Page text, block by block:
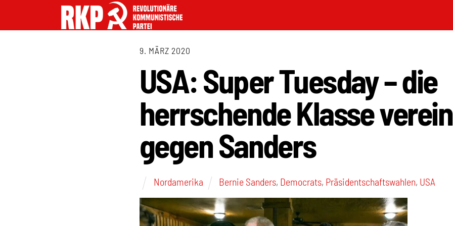
9. MÄRZ 2020
USA: Super Tuesday – die
herrschende Klasse
gegen Sanders
Nordamerika Bernie Sanders, Democrats, Präsidentschaftswahlen, USA